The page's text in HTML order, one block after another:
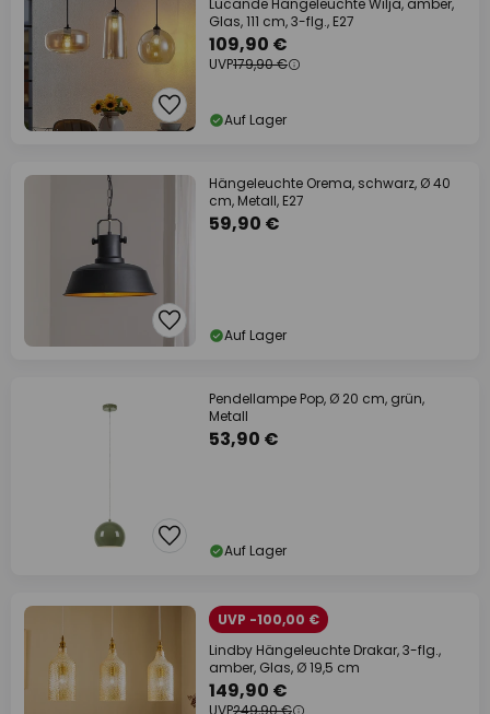
Lucande Hängeleuchte Wilja, amber,
Glas, 111 cm, 3-flg., E27
109,90 €
UVP179,90 €
Auf Lager
Hängeleuchte Orema, schwarz, Ø 40
cm, Metall, E27
59,90 €
Auf Lager
Pendellampe Pop, Ø 20 cm, grün,
Metall
53,90 €
Auf Lager
UVP -100,00 €
Lindby Hängeleuchte Drakar, 3-flg.,
amber, Glas, Ø 19,5 cm
149,90 €
UVP249,90 €